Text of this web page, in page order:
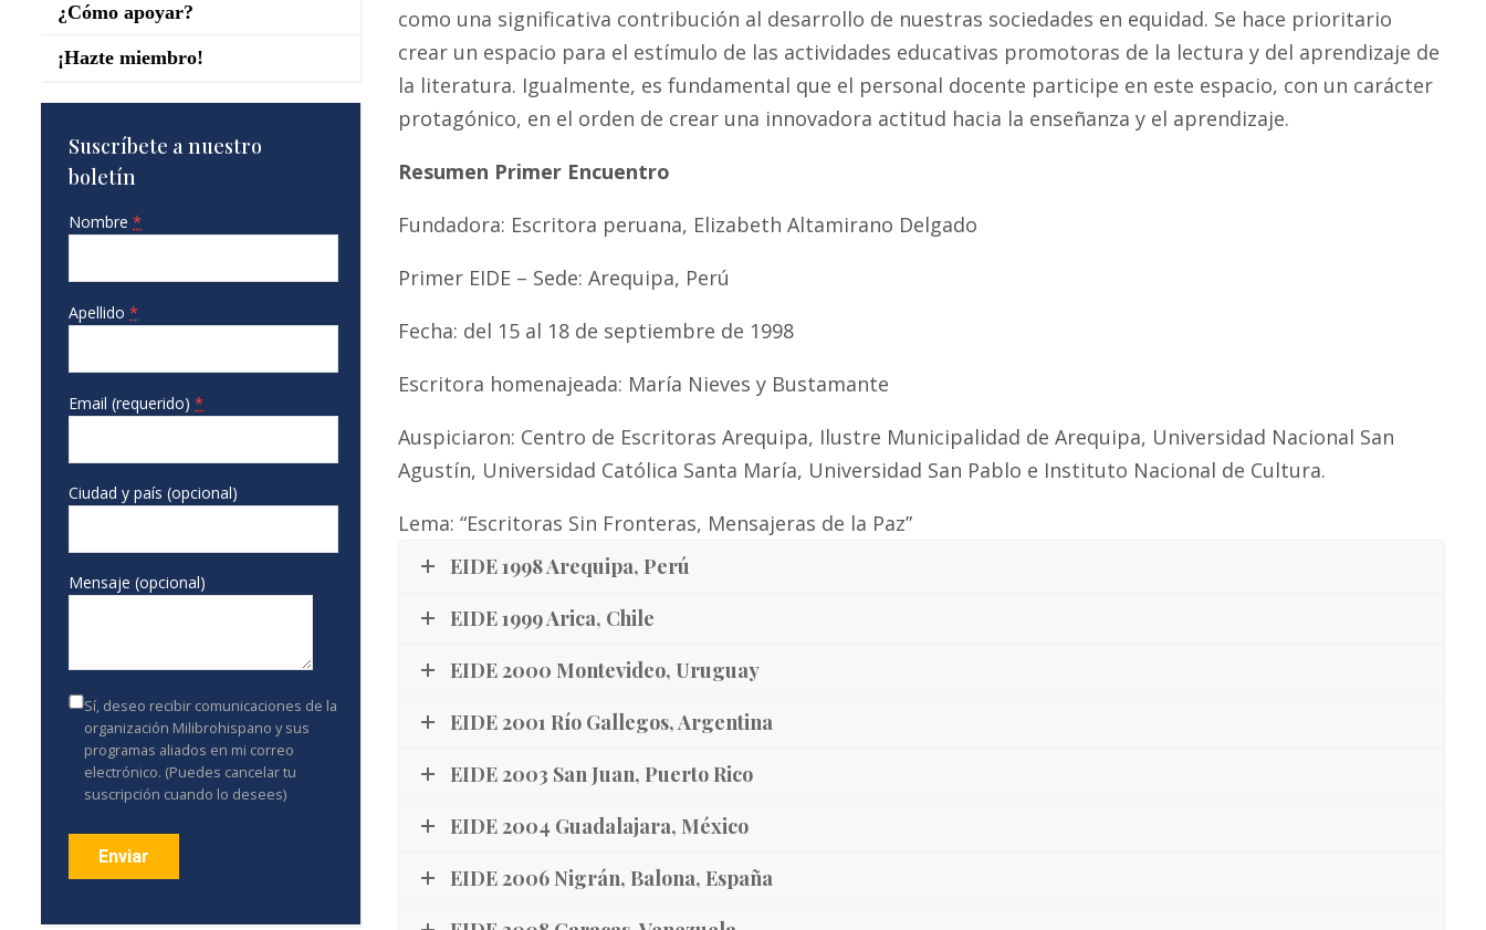
¿Cómo apoyar?
¡Hazte miembro!
Suscríbete a nuestro
boletín
Nombre *
Apellido *
Email (requerido) *
Ciudad y país (opcional)
Mensaje (opcional)
Sí, deseo recibir comunicaciones de la
organización Milibrohispano y sus
programas aliados en mi correo
electrónico. (Puedes cancelar tu
suscripción cuando lo desees)
como una significativa contribución al desarrollo de nuestras sociedades en equidad. Se hace prioritario
crear un espacio para el estímulo de las actividades educativas promotoras de la lectura y del aprendizaje de
la literatura. Igualmente, es fundamental que el personal docente participe en este espacio, con un carácter
protagónico, en el orden de crear una innovadora actitud hacia la enseñanza y el aprendizaje.
Resumen Primer Encuentro
Fundadora: Escritora peruana, Elizabeth Altamirano Delgado
Primer EIDE – Sede: Arequipa, Perú
Fecha: del 15 al 18 de septiembre de 1998
Escritora homenajeada: María Nieves y Bustamante
Auspiciaron: Centro de Escritoras Arequipa, Ilustre Municipalidad de Arequipa, Universidad Nacional San
Agustín, Universidad Católica Santa María, Universidad San Pablo e Instituto Nacional de Cultura.
Lema: “Escritoras Sin Fronteras, Mensajeras de la Paz”
EIDE 1998 Arequipa, Perú
EIDE 1999 Arica, Chile
EIDE 2000 Montevideo, Uruguay
EIDE 2001 Río Gallegos, Argentina
EIDE 2003 San Juan, Puerto Rico
EIDE 2004 Guadalajara, México
EIDE 2006 Nigrán, Balona, España